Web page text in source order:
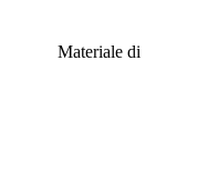
Materiale di